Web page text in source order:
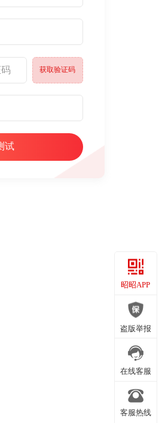
获取验证码
昭昭APP
昭昭APP
盗版举报
盗版举报
在线客服
在线客服
客服热线